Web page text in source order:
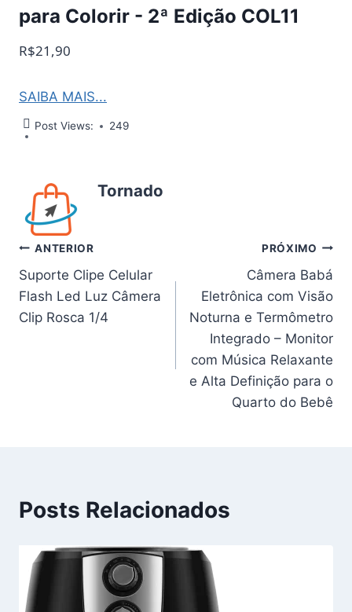
para Colorir - 2ª Edição COL11
R$21,90
SAIBA MAIS...
Post Views: 249
Tornado
Navegação
de
Post
ANTERIOR
Suporte Clipe Celular
Flash Led Luz Câmera
Clip Rosca 1/4
PRÓXIMO
Câmera Babá
Eletrônica com Visão
Noturna e Termômetro
Integrado – Monitor
com Música Relaxante
e Alta Definição para o
Quarto do Bebê
Posts Relacionados